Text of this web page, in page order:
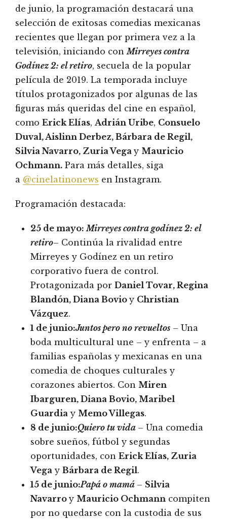
de junio, la programación destacará una
selección de exitosas comedias mexicanas
recientes que llegan por primera vez a la
televisión, iniciando con Mirreyes contra
Godínez 2: el retiro, secuela de la popular
película de 2019. La temporada incluye
títulos protagonizados por algunas de las
figuras más queridas del cine en español,
como Erick Elías, Adrián Uribe, Consuelo
Duval, Aislinn Derbez, Bárbara de Regil,
Silvia Navarro, Zuria Vegay Mauricio
Ochmann. Para más detalles, siga
a @cinelatinonews en Instagram.
Programación destacada:
25 de mayo: Mirreyes contra godínez 2: el
retiro– Continúa la rivalidad entre
Mirreyes y Godínez en un retiro
corporativo fuera de control.
Protagonizada por Daniel Tovar, Regina
Blandón, Diana Bovioy Christian
Vázquez.
1 de junio:Juntos pero no revueltos – Una
boda multicultural une – y enfrenta – a
familias españolas y mexicanas en una
comedia de choques culturales y
corazones abiertos. Con Miren
Ibarguren, Diana Bovio, Maribel
Guardia y Memo Villegas.
8 de junio:Quiero tu vida – Una comedia
sobre sueños, fútbol y segundas
oportunidades, con Erick Elías, Zuria
Vega y Bárbara de Regil.
15 de junio:Papá o mamá – Silvia
Navarroy Mauricio Ochmann compiten
por no quedarse con la custodia de sus